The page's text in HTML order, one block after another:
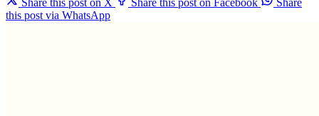
Share this post on X
Share this post on Facebook
Share
this post via WhatsApp